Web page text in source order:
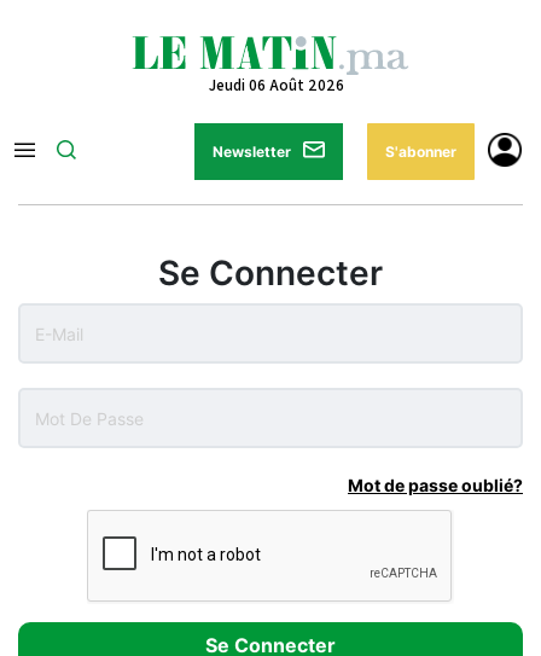
Jeudi 06 Août 2026
Newsletter S'abonner
Se Connecter
Mot de passe oublié?